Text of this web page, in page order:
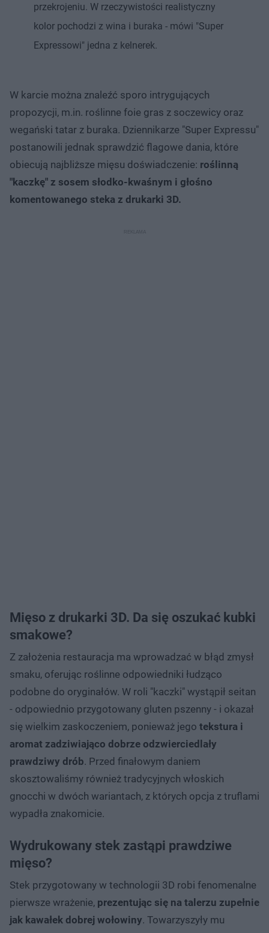
przekrojeniu. W rzeczywistości realistyczny
kolor pochodzi z wina i buraka - mówi "Super
Expressowi" jedna z kelnerek.
W karcie można znaleźć sporo intrygujących
propozycji, m.in. roślinne foie gras z soczewicy oraz
wegański tatar z buraka. Dziennikarze "Super Expressu"
postanowili jednak sprawdzić flagowe dania, które
obiecują najbliższe mięsu doświadczenie: roślinną
"kaczkę" z sosem słodko-kwaśnym i głośno
komentowanego steka z drukarki 3D.
Mięso z drukarki 3D. Da się oszukać kubki
smakowe?
Z założenia restauracja ma wprowadzać w błąd zmysł
smaku, oferując roślinne odpowiedniki łudząco
podobne do oryginałów. W roli "kaczki" wystąpił seitan
- odpowiednio przygotowany gluten pszenny - i okazał
się wielkim zaskoczeniem, ponieważ jego tekstura i
aromat zadziwiająco dobrze odzwierciedlały
prawdziwy drób. Przed finałowym daniem
skosztowaliśmy również tradycyjnych włoskich
gnocchi w dwóch wariantach, z których opcja z truflami
wypadła znakomicie.
Wydrukowany stek zastąpi prawdziwe
mięso?
Stek przygotowany w technologii 3D robi fenomenalne
pierwsze wrażenie, prezentując się na talerzu zupełnie
jak kawałek dobrej wołowiny. Towarzyszyły mu